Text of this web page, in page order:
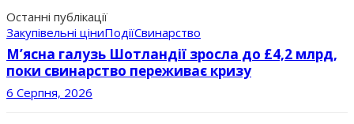
Останні публікації
Закупівельні ціниПодіїСвинарство
М’ясна галузь Шотландії зросла до £4,2 млрд,
поки свинарство переживає кризу
6 Серпня, 2026